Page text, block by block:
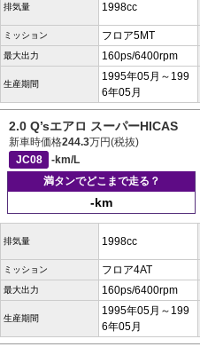
排気量 1998cc
ミッション フロア5MT
最大出力 160ps/6400rpm
生産期間
1995年05月～199
6年05月
2.0 Q’sエアロ スーパーHICAS
新車時価格244.3万円(税抜)
JC08
-km/L
満タンでどこまで走る？
-km
排気量 1998cc
ミッション フロア4AT
最大出力 160ps/6400rpm
生産期間
1995年05月～199
6年05月